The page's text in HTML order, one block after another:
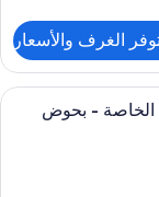
الغرف والأسعار
المصري وأغطية
الخاصة - بحوض